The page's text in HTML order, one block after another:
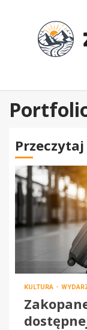
Przeczytaj
KULTURA